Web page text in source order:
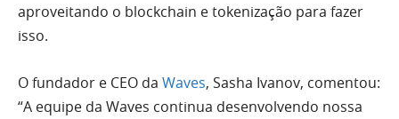
aproveitando o blockchain e tokenização para fazer
isso.
O fundador e CEO da Waves, Sasha Ivanov, comentou:
“A equipe da Waves continua desenvolvendo nossa